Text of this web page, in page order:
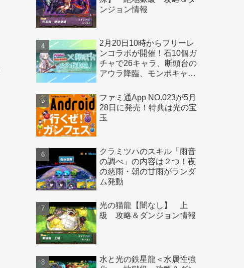
ンジョン情報
2月20日10時からフリーレ
ンコラボが開催！石10個ガ
チャで26キャラ、断頭台の
アウラ降臨、モンポキャラ
ファミ通App NO.023が5月
28日に発売！特典は光の宝
玉
クラミツハのスキル「雨音
の調べ」の内容は２つ！夜
の慈雨・朝の甘雨がランダ
ム発動
光の猫龍【闇なし】 上
級 攻略＆ダンジョン情報
水と光の鉄星龍＜水属性強